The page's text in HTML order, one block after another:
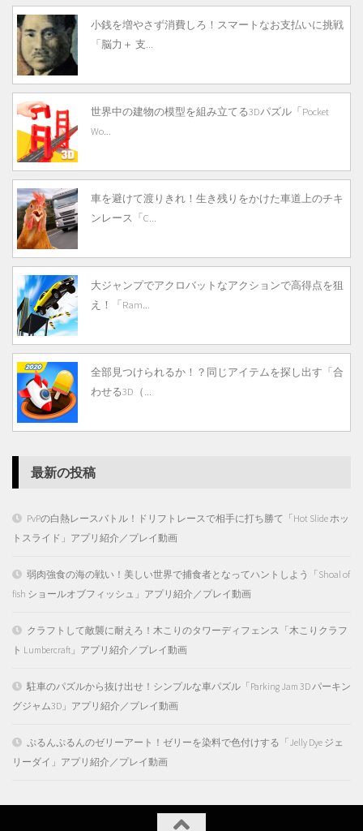
小銭を増やさず消費しろ！スマートなお支払いに挑戦
「脳力＋ 支...
世界中の建物の模型を組み立てる3Dパズル「Pocket
Wo...
車を避けて渡りきれ！生き残りをかけた車道上のチキ
ンレース「C...
大ジャンプでアクロバットなアクションで高得点を狙
え！「Ram...
全部見つけられるか！？同じアイテムを探し出す「合
わせる3D（...
最新の投稿
PvPの白熱レースバトル！ドリフトレースで相手に打ち勝て「Hot Slide ホッ
トスライド」アプリ紹介／プレイ動画
弱肉強食の海の戦い！美しい世界で捕食者となってハントしよう「Shoal of
fish ショールオブフィッシュ」アプリ紹介／プレイ動画
クラフトして敵襲に耐えろ！木こりのタワーディフェンス「木こりクラフ
ト Lumbercraft」アプリ紹介／プレイ動画
駐車のパズルから抜け出せ！シンプルな車パズル「Parking Jam 3D パーキン
グジャム3D」アプリ紹介／プレイ動画
ぷるんぷるんのゼリーアート！ゼリーを染料で色付けする「Jelly Dye ジェ
リーダイ」アプリ紹介／プレイ動画